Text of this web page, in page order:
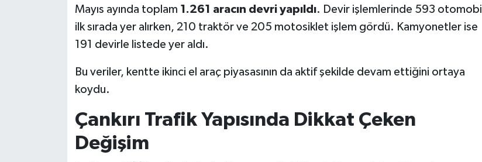
Mayıs ayında toplam 1.261 aracın devri yapıldı. Devir işlemlerinde 593 otomobil
ilk sırada yer alırken, 210 traktör ve 205 motosiklet işlem gördü. Kamyonetler ise
191 devirle listede yer aldı.
Bu veriler, kentte ikinci el araç piyasasının da aktif şekilde devam ettiğini ortaya
koydu.
Çankırı Trafik Yapısında Dikkat Çeken
Değişim